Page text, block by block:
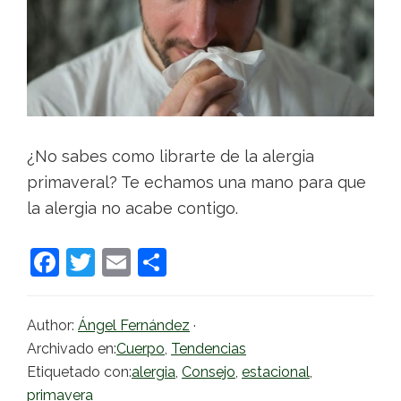
¿No sabes como librarte de la alergia
primaveral? Te echamos una mano para que
la alergia no acabe contigo.
F
c
e
b
T
itt
er
E
ai
l
m
p
ar
Author: Ángel Fernández ·
Archivado en:Cuerpo Tendencias
Etiquetado con:alergia Consejo estacional
primavera